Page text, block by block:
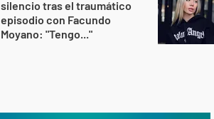
silencio tras el traumático
episodio con Facundo
Moyano: "Tengo..."